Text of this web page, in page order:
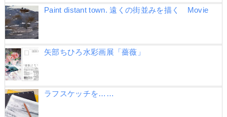
Paint distant town. 遠くの街並みを描く Movie
矢部ちひろ水彩画展「薔薇」
ラフスケッチを……